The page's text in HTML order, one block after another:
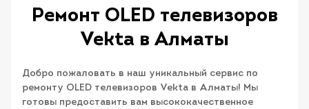
Ремонт OLED телевизоров
Vekta в Алматы
Добро пожаловать в наш уникальный сервис по
ремонту OLED телевизоров Vekta в Алматы! Мы
готовы предоставить вам высококачественное